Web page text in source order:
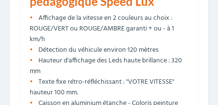
Affichage de la vitesse en 2 couleurs au choix :
ROUGE/VERT ou ROUGE/AMBRE garanti + ou - à 1
km/h
Détection du véhicule environ 120 mètres
Hauteur d'affichage des Leds haute brillance : 320
mm
Texte fixe rétro-réfléchissant : "VOTRE VITESSE"
hauteur 100 mm.